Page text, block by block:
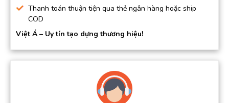
Thanh toán thuận tiện qua thẻ ngân hàng hoặc ship
COD
Việt Á – Uy tín tạo dựng thương hiệu!